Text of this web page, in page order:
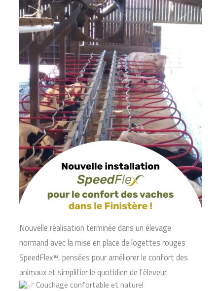
Nouvelle réalisation terminée dans un élevage
normand avec la mise en place de logettes rouges
SpeedFlex™, pensées pour améliorer le confort des
animaux et simplifier le quotidien de l’éleveur.
Couchage confortable et naturel